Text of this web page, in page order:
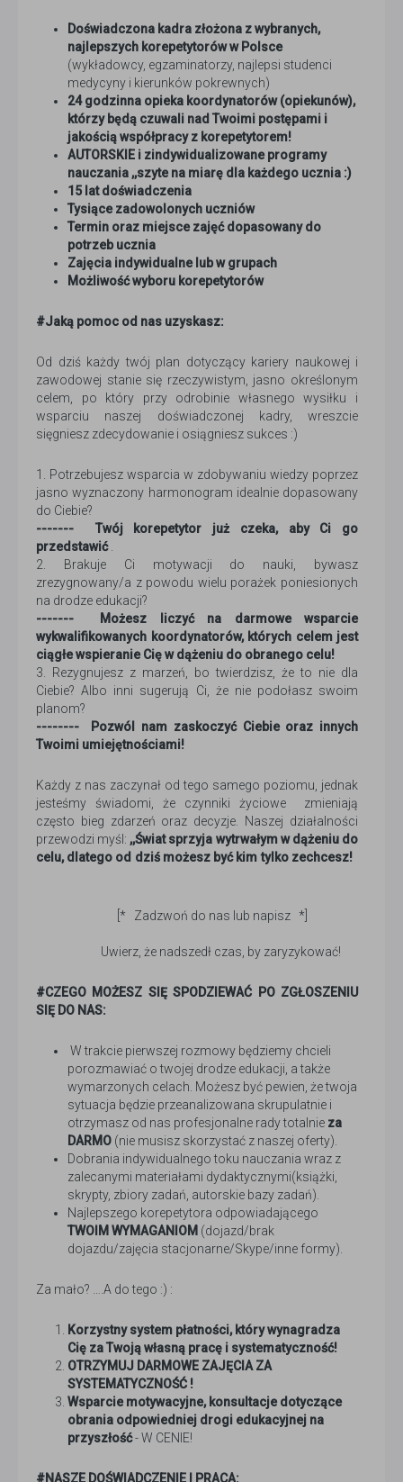
Doświadczona kadra złożona z wybranych,
najlepszych korepetytorów w Polsce
(wykładowcy, egzaminatorzy, najlepsi studenci
medycyny i kierunków pokrewnych)
24 godzinna opieka koordynatorów (opiekunów),
którzy będą czuwali nad Twoimi postępami i
jakością współpracy z korepetytorem!
AUTORSKIE i zindywidualizowane programy
nauczania ,,szyte na miarę dla każdego ucznia :)
15 lat doświadczenia
Tysiące zadowolonych uczniów
Termin oraz miejsce zajęć dopasowany do
potrzeb ucznia
Zajęcia indywidualne lub w grupach
Możliwość wyboru korepetytorów
#Jaką pomoc od nas uzyskasz:
Od dziś każdy twój plan dotyczący kariery naukowej i
zawodowej stanie się rzeczywistym, jasno określonym
celem, po który przy odrobinie własnego wysiłku i
wsparciu naszej doświadczonej kadry, wreszcie
sięgniesz zdecydowanie i osiągniesz sukces :)
1. Potrzebujesz wsparcia w zdobywaniu wiedzy poprzez
jasno wyznaczony harmonogram idealnie dopasowany
do Ciebie?
------- Twój korepetytor już czeka, aby Ci go
przedstawić.
2. Brakuje Ci motywacji do nauki, bywasz
zrezygnowany/a z powodu wielu porażek poniesionych
na drodze edukacji?
------- Możesz liczyć na darmowe wsparcie
wykwalifikowanych koordynatorów, których celem jest
ciągłe wspieranie Cię w dążeniu do obranego celu!
3. Rezygnujesz z marzeń, bo twierdzisz, że to nie dla
Ciebie? Albo inni sugerują Ci, że nie podołasz swoim
planom?
-------- Pozwól nam zaskoczyć Ciebie oraz innych
Twoimi umiejętnościami!
Każdy z nas zaczynał od tego samego poziomu, jednak
jesteśmy świadomi, że czynniki życiowe zmieniają
często bieg zdarzeń oraz decyzje. Naszej działalności
przewodzi myśl: ,,Świat sprzyja wytrwałym w dążeniu do
celu, dlatego od dziś możesz być kim tylko zechcesz!
[* Zadzwoń do nas lub napisz *]
Uwierz, że nadszedł czas, by zaryzykować!
#CZEGO MOŻESZ SIĘ SPODZIEWAĆ PO ZGŁOSZENIU
SIĘ DO NAS:
W trakcie pierwszej rozmowy będziemy chcieli
porozmawiać o twojej drodze edukacji, a także
wymarzonych celach. Możesz być pewien, że twoja
sytuacja będzie przeanalizowana skrupulatnie i
otrzymasz od nas profesjonalne rady totalnie za
DARMO (nie musisz skorzystać z naszej oferty).
Dobrania indywidualnego toku nauczania wraz z
zalecanymi materiałami dydaktycznymi(książki,
skrypty, zbiory zadań, autorskie bazy zadań).
Najlepszego korepetytora odpowiadającego
TWOIM WYMAGANIOM (dojazd/brak
dojazdu/zajęcia stacjonarne/Skype/inne formy).
Za mało? ….A do tego :) :
Korzystny system płatności, który wynagradza
Cię za Twoją własną pracę i systematyczność!
OTRZYMUJ DARMOWE ZAJĘCIA ZA
SYSTEMATYCZNOŚĆ !
Wsparcie motywacyjne, konsultacje dotyczące
obrania odpowiedniej drogi edukacyjnej na
przyszłość- W CENIE!
#NASZE DOŚWIADCZENIE I PRACA: